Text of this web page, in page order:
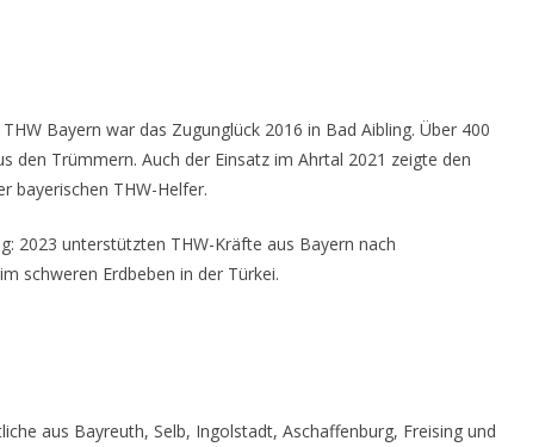
Bayern war das Zugunglück 2016 in Bad Aibling. Über 400
den Trümmern. Auch der Einsatz im Ahrtal 2021 zeigte den
bayerischen THW-Helfer.
2023 unterstützten THW-Kräfte aus Bayern nach
schweren Erdbeben in der Türkei.
aus Bayreuth, Selb, Ingolstadt, Aschaffenburg, Freising und